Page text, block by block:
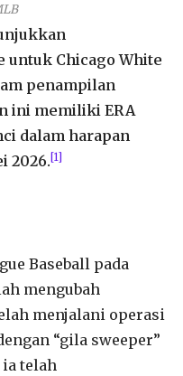
untuk Chicago White
penampilan
ini memiliki ERA
dalam harapan
2026.[1]
Baseball pada
mengubah
menjalani operasi
“gila sweeper”
ia telah